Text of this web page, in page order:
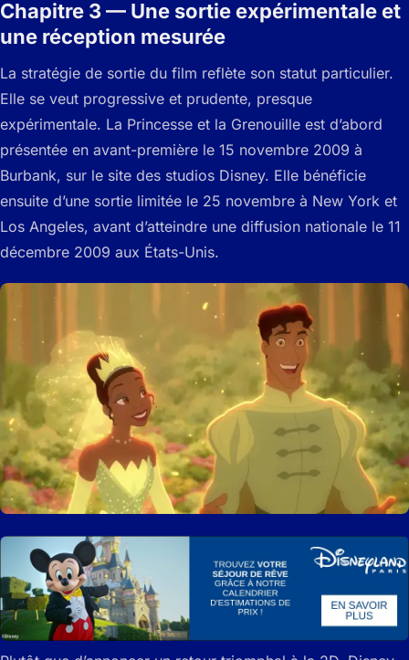
Chapitre 3 — Une sortie expérimentale et
une réception mesurée
La stratégie de sortie du film reflète son statut particulier.
Elle se veut progressive et prudente, presque
expérimentale. La Princesse et la Grenouille est d’abord
présentée en avant-première le 15 novembre 2009 à
Burbank, sur le site des studios Disney. Elle bénéficie
ensuite d’une sortie limitée le 25 novembre à New York et
Los Angeles, avant d’atteindre une diffusion nationale le 11
décembre 2009 aux États-Unis.